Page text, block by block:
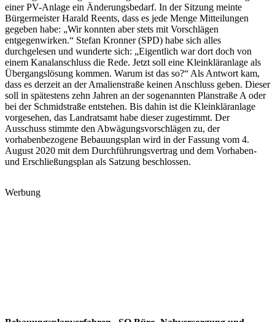
einer PV-Anlage ein Änderungsbedarf. In der Sitzung meinte
Bürgermeister Harald Reents, dass es jede Menge Mitteilungen
gegeben habe: „Wir konnten aber stets mit Vorschlägen
entgegenwirken.“ Stefan Kronner (SPD) habe sich alles
durchgelesen und wunderte sich: „Eigentlich war dort doch von
einem Kanalanschluss die Rede. Jetzt soll eine Kleinkläranlage als
Übergangslösung kommen. Warum ist das so?“ Als Antwort kam,
dass es derzeit an der Amalienstraße keinen Anschluss geben. Dieser
soll in spätestens zehn Jahren an der sogenannten Planstraße A oder
bei der Schmidstraße entstehen. Bis dahin ist die Kleinkläranlage
vorgesehen, das Landratsamt habe dieser zugestimmt. Der
Ausschuss stimmte den Abwägungsvorschlägen zu, der
vorhabenbezogene Bebauungsplan wird in der Fassung vom 4.
August 2020 mit dem Durchführungsvertrag und dem Vorhaben-
und Erschließungsplan als Satzung beschlossen.
Werbung